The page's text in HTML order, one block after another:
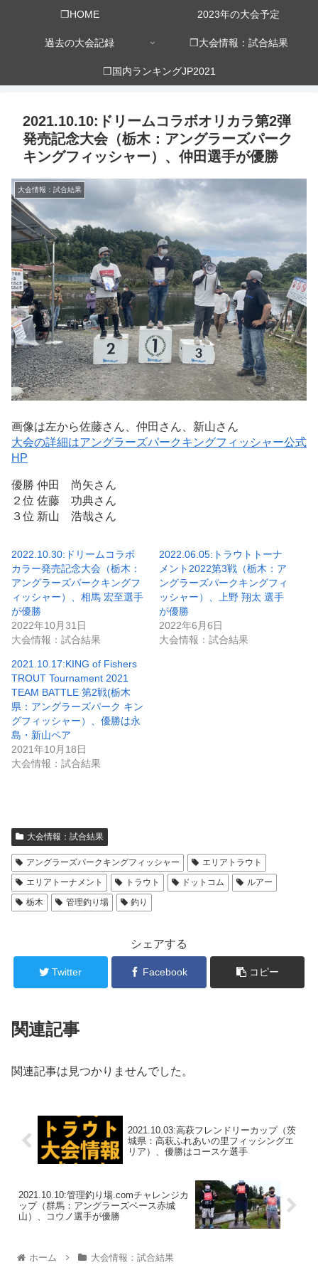
❒HOME 2023年の大会予定
過去の大会記録 ❒大会情報：試合結果
❒国内ランキングJP2021
2021.10.10:ドリームコラボオリカラ第2弾
発売記念大会（栃木：アングラーズパーク
キングフィッシャー）、仲田選手が優勝
大会情報：試合結果
画像は左から佐藤さん、仲田さん、新山さん
大会の詳細はアングラーズパークキングフィッシャー公式
HP
優勝 仲田 尚矢さん
２位 佐藤 功典さん
３位 新山 浩哉さん
2022.10.30:ドリームコラボ
カラー発売記念大会（栃木：
アングラーズパークキングフ
ィッシャー）、相馬 宏至選手
が優勝
2022年10月31日
大会情報：試合結果
2022.06.05:トラウトトーナ
メント2022第3戦（栃木：ア
ングラーズパークキングフィ
ッシャー）、上野 翔太 選手
が優勝
2022年6月6日
大会情報：試合結果
2021.10.17:KING of Fishers
TROUT Tournament 2021
TEAM BATTLE 第2戦(栃木
県：アングラーズパーク キン
グフィッシャー）、優勝は永
島・新山ペア
2021年10月18日
大会情報：試合結果
大会情報：試合結果
アングラーズパークキングフィッシャー
エリアトラウト
エリアトーナメント
トラウト ドットコム
ルアー
栃木
管理釣り場 釣り
シェアする
Twitter Facebook コピー
関連記事
関連記事は見つかりませんでした。
2021.10.03:高萩フレンドリーカップ（茨
城県：高萩ふれあいの里フィッシングエ
リア）、優勝はコースケ選手
2021.10.10:管理釣り場.comチャレンジカ
ップ（群馬：アングラーズベース赤城
山）、コウノ選手が優勝
ホーム 大会情報：試合結果